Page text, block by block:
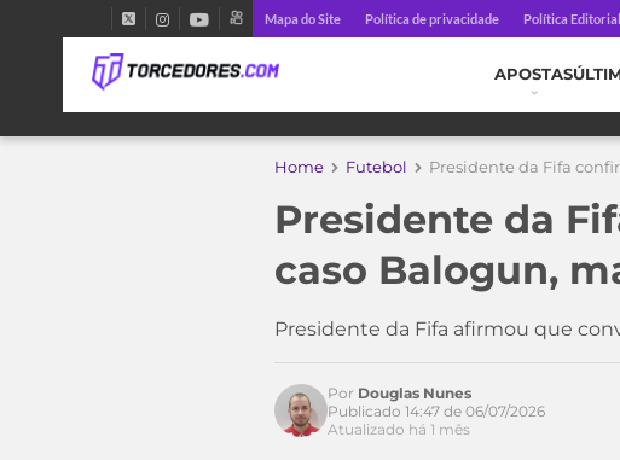
Mapa do Site Política de privacidade Política Editorial
APOSTAS
Home Futebol Presidente da Fifa
Presidente da
caso Balogun,
Presidente da Fifa afirmou que
Por Douglas Nunes
Publicado 14:47 de 06/07/2026
Atualizado há 1 mês